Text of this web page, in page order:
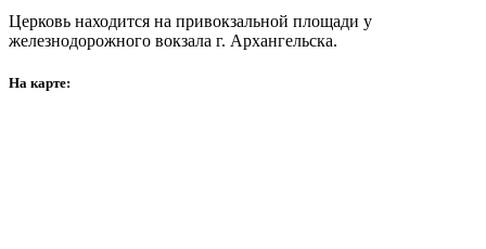
Церковь находится на привокзальной площади у
железнодорожного вокзала г. Архангельска.
На карте: